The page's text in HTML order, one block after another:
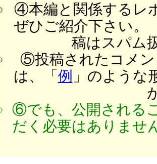
④本編と関係するレ
ぜひご紹介下さい。
稿はスパム
⑤投稿されたコメン
は、「 例 」のような
⑥でも、公開される
だく必要はありませ